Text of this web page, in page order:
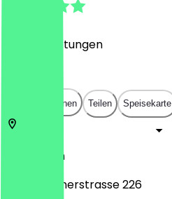
Bewertungen
In App öffnen Teilen Speisekarte
Köln
Berrenratherstrasse 226